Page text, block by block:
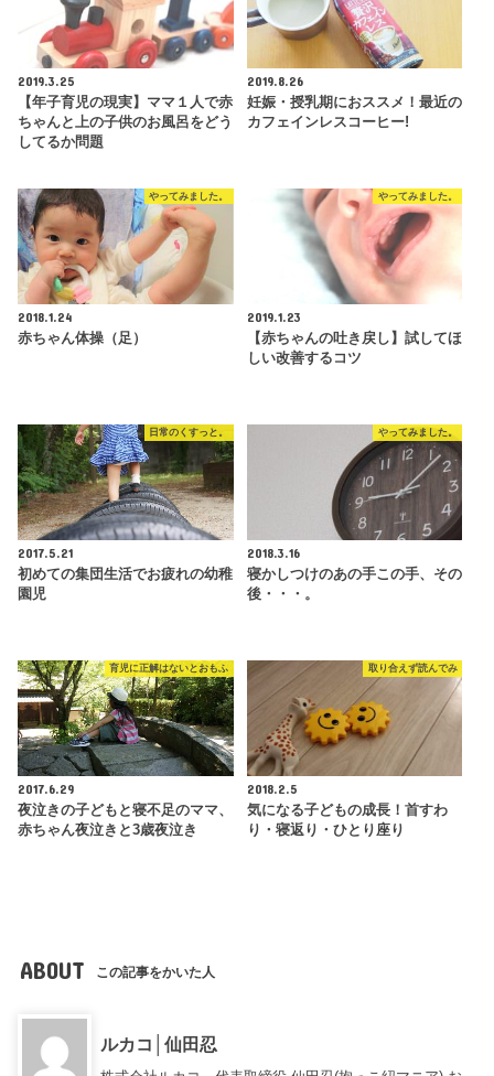
2019.3.25
【年子育児の現実】ママ１人で赤
ちゃんと上の子供のお風呂をどう
してるか問題
2019.8.26
妊娠・授乳期におススメ！最近の
カフェインレスコーヒー!
やってみました。
2018.1.24
赤ちゃん体操（足）
やってみました。
2019.1.23
【赤ちゃんの吐き戻し】試してほ
しい改善するコツ
日常のくすっと。
2017.5.21
初めての集団生活でお疲れの幼稚
園児
やってみました。
2018.3.16
寝かしつけのあの手この手、その
後・・・。
育児に正解はないとおもふ
2017.6.29
夜泣きの子どもと寝不足のママ、
赤ちゃん夜泣きと3歳夜泣き
取り合えず読んでみ
2018.2.5
気になる子どもの成長！首すわ
り・寝返り・ひとり座り
ABOUT この記事をかいた人
ルカコ│仙田忍